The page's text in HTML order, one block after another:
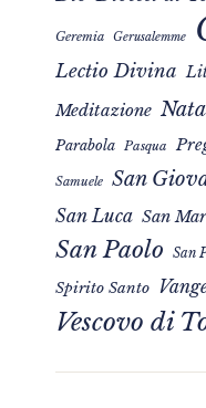
Geremia Gerusalemme
Lectio Divina
Meditazione
Parabola Pasqua
Samuele San
San Luca San
San Paolo San
Spirito Santo
Vescovo di